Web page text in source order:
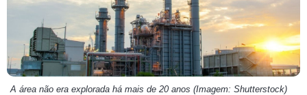
A área não era explorada há mais de 20 anos (Imagem: Shutterstock)